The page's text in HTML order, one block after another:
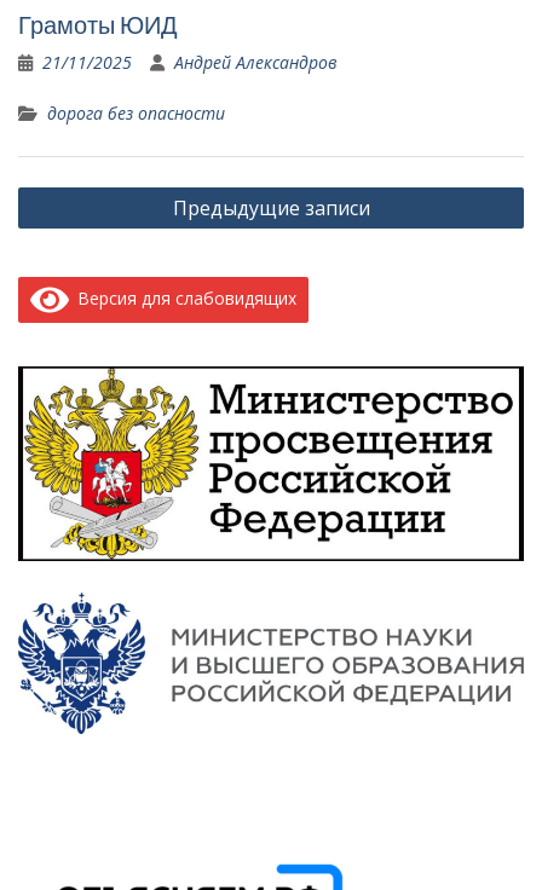
Грамоты ЮИД
21/11/2025 Андрей Александров
дорога без опасности
Навигация
по
Предыдущие записи
Версия для слабовидящих